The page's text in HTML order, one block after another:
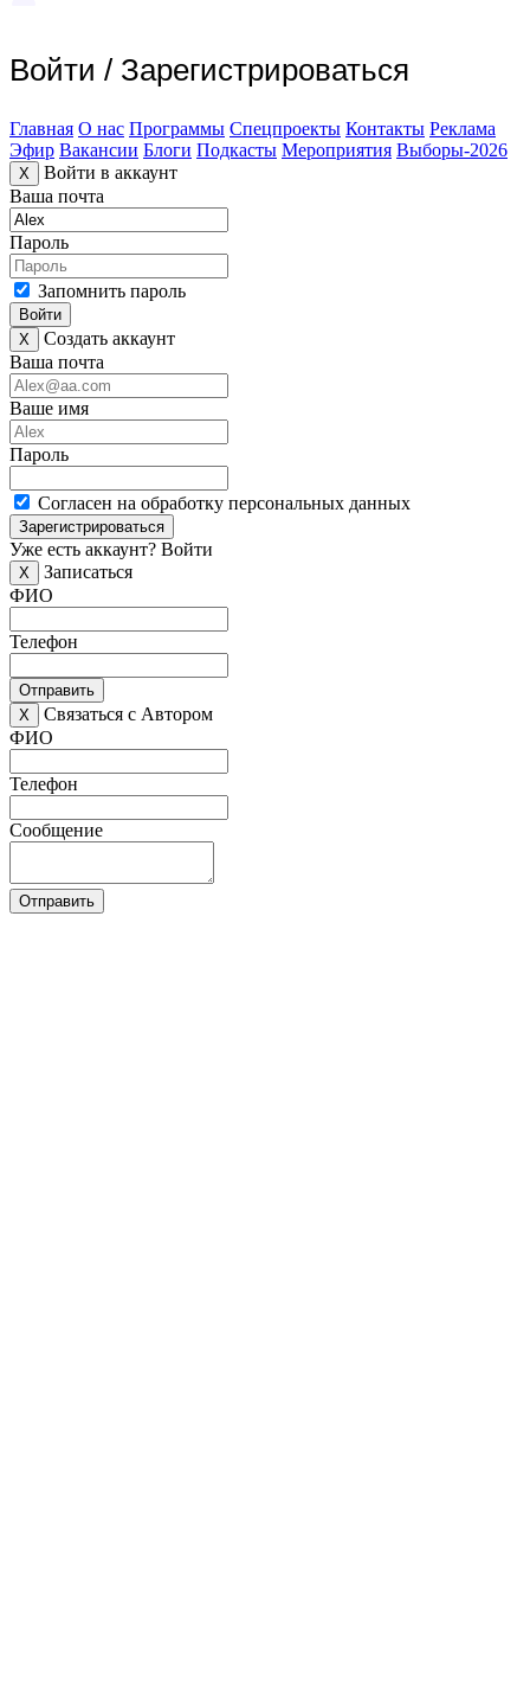
Войти / Зарегистрироваться
Главная О нас Программы Спецпроекты Контакты Реклама
Эфир Вакансии Блоги Подкасты Мероприятия Выборы-2026
X
Войти в аккаунт
Ваша почта
Пароль
Запомнить пароль
Войти
X
Создать аккаунт
Ваша почта
Ваше имя
Пароль
Согласен на обработку персональных данных
Зарегистрироваться
Уже есть аккаунт? Войти
X
Записаться
ФИО
Телефон
Отправить
X
Связаться с Автором
ФИО
Телефон
Сообщение
Отправить